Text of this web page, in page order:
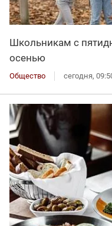
Школьникам с
осенью
Общество сегодня,